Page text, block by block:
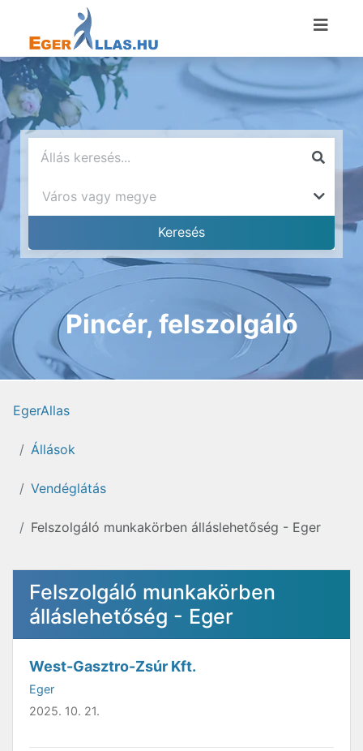
Pincér, felszolgáló
EgerAllas
Állások
Vendéglátás
Felszolgáló munkakörben álláslehetőség - Eger
Felszolgáló munkakörben
álláslehetőség - Eger
West-Gasztro-Zsúr Kft.
Eger
2025. 10. 21.